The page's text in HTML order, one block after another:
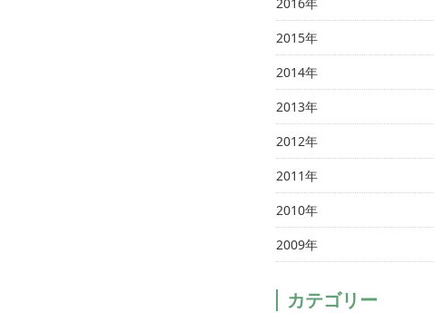
2015年
2014年
2013年
2012年
2011年
2010年
2009年
カテゴリー